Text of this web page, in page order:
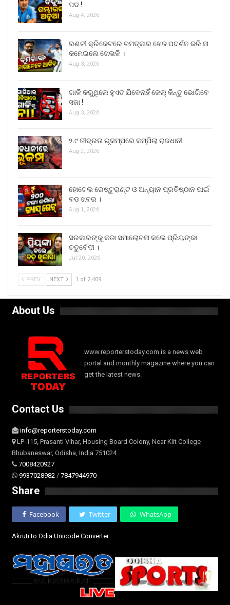
ପଦ !
Aug 4, 2026
ରଣଜୀ କ୍ରିକେଟରେ ଚମତ୍କାର ଖେଳ ପଦର୍ଶନ କରି ନା
କମେଇଲେ ଖେଳାଳି ।
Aug 3, 2026
ଗାଳି କରୁଥିଲେ ହୁଏତ ଯିବେନାହିଁ ଜେଲ୍ କିନ୍ତୁ ଭୋଗିବେ
ସଜା !
Aug 3, 2026
୨.୯ ତୀବ୍ରତା ଭୂକମ୍ପରେ କମ୍ପିଲା ରାଜଧାନୀ
Aug 2, 2026
ହୋଟେଲ ରେଷ୍ଟୁରାଣ୍ଟ ଓ ଅନ୍ୟାନ ପ୍ରତିଷ୍ଠାନ ପାଇଁ
ବଡ ଖବର ।
Aug 1, 2026
ସରକାରଙ୍କୁ କଡା ସମାଲୋଚନା କଲେ ପ୍ରିୟଙ୍କା
ଚତୁର୍ବେଦୀ ।
Jul 20, 2026
PREV NEXT 1 of 2,409
About Us
www.reporterstoday.com is a news web
portal and monthly magazine where you can
get the latest news.
Contact Us
info@reporterstoday.com
LP-115, Prasanti Vihar, Housing Board Colony, Near Kiit College
Bhubaneswar, Odisha, India 751024
7008420927
9937028982 / 7847944970
Share
Facebook Twitter WhatsApp
Akruti to Odia Unicode Converter